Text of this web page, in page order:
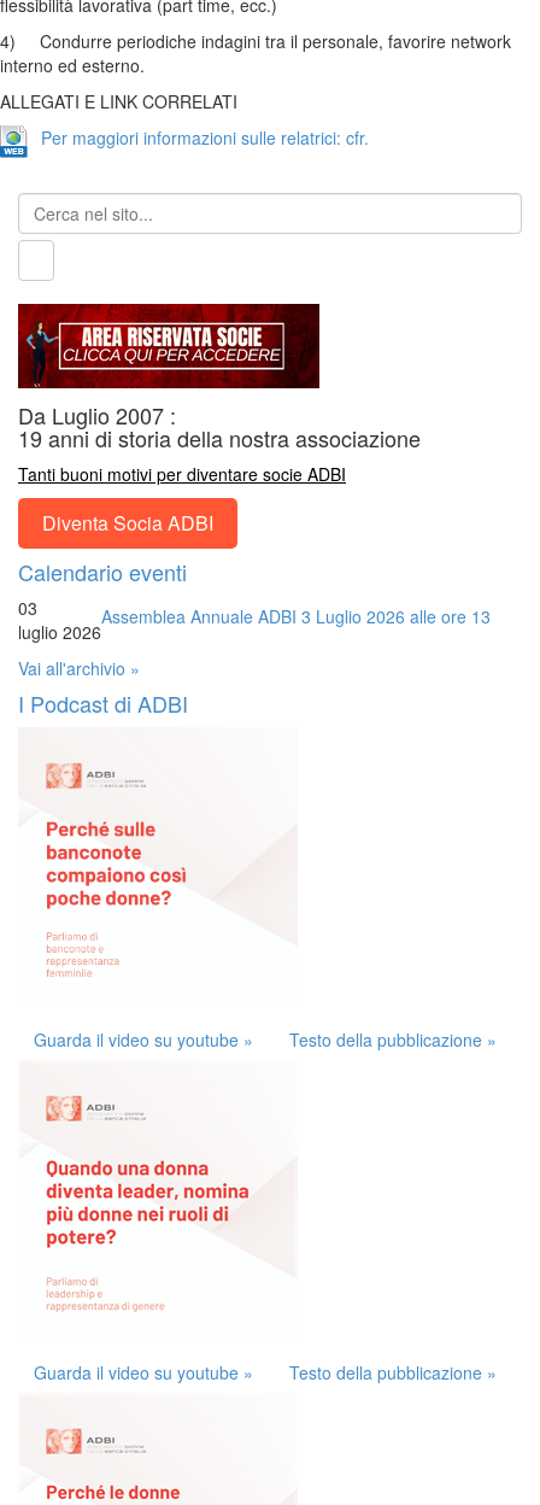
flessibilità lavorativa (part time, ecc.)
4) Condurre periodiche indagini tra il personale, favorire network
interno ed esterno.
ALLEGATI E LINK CORRELATI
Per maggiori informazioni sulle relatrici: cfr.
Da Luglio 2007 :
19 anni di storia della nostra associazione
Tanti buoni motivi per diventare socie ADBI
Diventa Socia ADBI
Calendario eventi
03
luglio 2026
Assemblea Annuale ADBI 3 Luglio 2026 alle ore 13
Vai all'archivio »
I Podcast di ADBI
Guarda il video su youtube » Testo della pubblicazione »
Guarda il video su youtube » Testo della pubblicazione »